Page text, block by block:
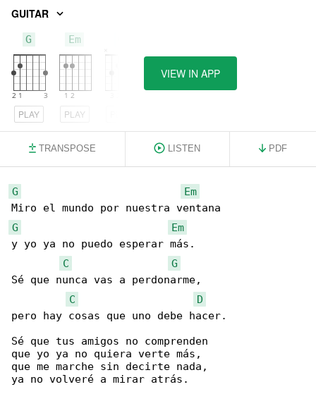
GUITAR
G
PLAY
Em
PLAY
VIEW IN APP
TRANSPOSE LISTEN PDF
G
Em
G
Em
y yo ya no puedo esperar más.
C
G
Sé que nunca vas a perdonarme,
C
D
pero hay cosas que uno debe hacer.
Sé que tus amigos no comprenden
que yo ya no quiera verte más,
que me marche sin decirte nada,
ya no volveré a mirar atrás.